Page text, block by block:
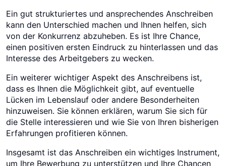
Ein gut strukturiertes und ansprechendes Anschreiben
kann den Unterschied machen und Ihnen helfen, sich
von der Konkurrenz abzuheben. Es ist Ihre Chance,
einen positiven ersten Eindruck zu hinterlassen und das
Interesse des Arbeitgebers zu wecken.
Ein weiterer wichtiger Aspekt des Anschreibens ist,
dass es Ihnen die Möglichkeit gibt, auf eventuelle
Lücken im Lebenslauf oder andere Besonderheiten
hinzuweisen. Sie können erklären, warum Sie sich für
die Stelle interessieren und wie Sie von Ihren bisherigen
Erfahrungen profitieren können.
Insgesamt ist das Anschreiben ein wichtiges Instrument,
um Ihre Bewerbung zu unterstützen und Ihre Chancen